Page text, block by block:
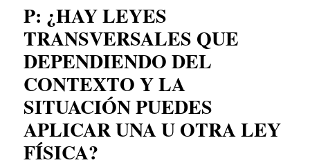
P: ¿HAY LEYES
TRANSVERSALES QUE
DEPENDIENDO DEL
CONTEXTO Y LA
SITUACIÓN PUEDES
APLICAR UNA U OTRA LEY
FÍSICA?